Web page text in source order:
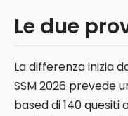
Le due
La differenza inizia
SSM 2026 prevede
based di 140